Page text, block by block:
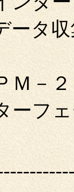
ータ
Ｍ－
ーフ